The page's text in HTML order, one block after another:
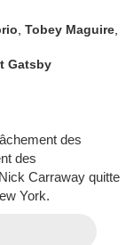
,Tobey Maguire
Gatsby
des
des
Carraway quitte
York.